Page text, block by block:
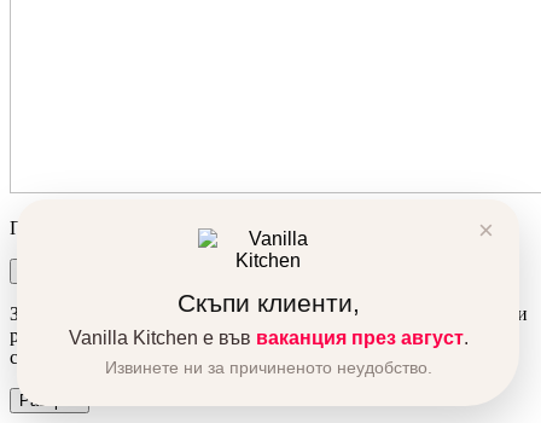
×
Скъпи клиенти,
Vanilla Kitchen е във ваканция през август.
Извинете ни за причиненото неудобство.
Продуктът беше добавен в количката ви!
За да подобрим вашето преживяване, използваме бисквитки и
ресурси от трети сайтове. Използвайки сайта автоматично се
съгласявате с това.
Разбрах